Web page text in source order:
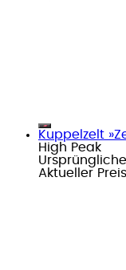
Kuppelzelt
High Peak
Aktueller Preis